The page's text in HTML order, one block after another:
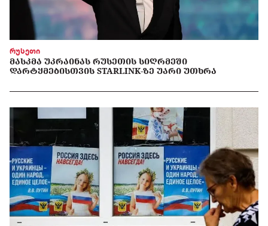
რუსეთი
ᲛᲐᲡᲙᲛᲐ ᲣᲙᲠᲐᲘᲜᲐᲡ ᲠᲣᲡᲔᲗᲘᲡ ᲡᲘᲦᲠᲛᲔᲨᲘ
ᲓᲐᲠᲢᲧᲛᲔᲑᲘᲡᲗᲕᲘᲡ STARLINK-ᲖᲔ ᲣᲐᲠᲘ ᲣᲗᲮᲠᲐ